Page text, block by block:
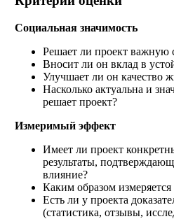
Социальная значимость
Решает ли проект важную
Вносит ли он вклад в
Улучшает ли он качество
Насколько актуальна и
решает проект?
Измеримый эффект
Имеет ли проект
результаты,
влияние?
Каким образом
Есть ли у проекта
(статистика, отзывы,